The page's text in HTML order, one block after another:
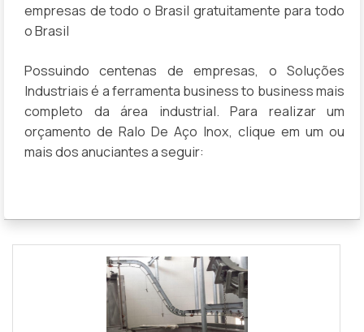
empresas de todo o Brasil gratuitamente para todo
o Brasil
Possuindo centenas de empresas, o Soluções
Industriais é a ferramenta business to business mais
completo da área industrial. Para realizar um
orçamento de Ralo De Aço Inox, clique em um ou
mais dos anuciantes a seguir: